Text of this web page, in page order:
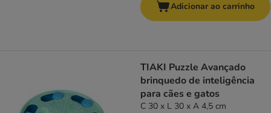
Adicionar ao carrinho
TIAKI Puzzle Avançado
brinquedo de inteligência
para cães e gatos
C 30 x L 30 x A 4,5 cm